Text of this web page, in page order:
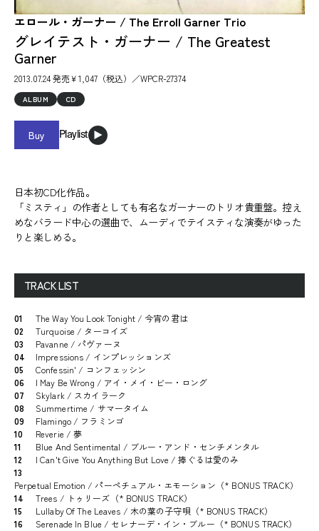
エロール・ガーナー / The Erroll Garner Trio
グレイテスト・ガーナー / The Greatest
Garner
2013.07.24 発売￥1,047（税込）／WPCR-27374
ALBUM CD
Buy Playlist
日本初CD化作品。
「ミスティ」の作者としても有名なガーナーのトリオ貴重盤。控え
めなバラード中心の選曲で、ムーディでテイスティな演奏がゆった
りと楽しめる。
TRACK LIST
01
The Way You Look Tonight / 今宵の君は
02
Turquoise / ターコイズ
03
Pavanne / パヴァーヌ
04
Impressions / インプレッションズ
05
Confessin' / コンフェッシン
06
I May Be Wrong / アイ・メイ・ビー・ロング
07
Skylark / スカイラーク
08
Summertime / サマータイム
09
Flamingo / フラミンゴ
10
Reverie / 夢
11
Blue And Sentimental / ブルー・アンド・センチメンタル
12
I Can't Give You Anything But Love / 捧ぐるは愛のみ
13
Perpetual Emotion / パーペチュアル・エモーション（* BONUS TRACK）
14
Trees / トゥリーズ（* BONUS TRACK）
15
Lullaby Of The Leaves / 木の葉の子守唄（* BONUS TRACK）
16
Serenade In Blue / セレナーデ・イン・ブルー（* BONUS TRACK）